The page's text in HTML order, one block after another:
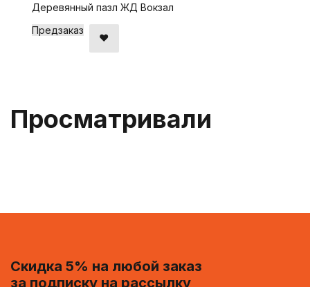
Деревянный пазл ЖД Вокзал
Предзаказ
Просматривали
Скидка 5% на любой заказ
за подписку на рассылку